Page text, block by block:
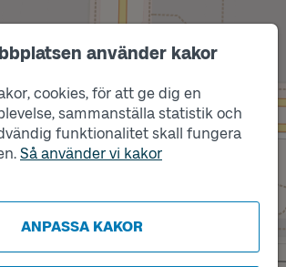
använder kakor
cookies, för att ge dig en
sammanställa statistik och
funktionalitet skall fungera
Så använder vi kakor
ANPASSA KAKOR
Läge
A